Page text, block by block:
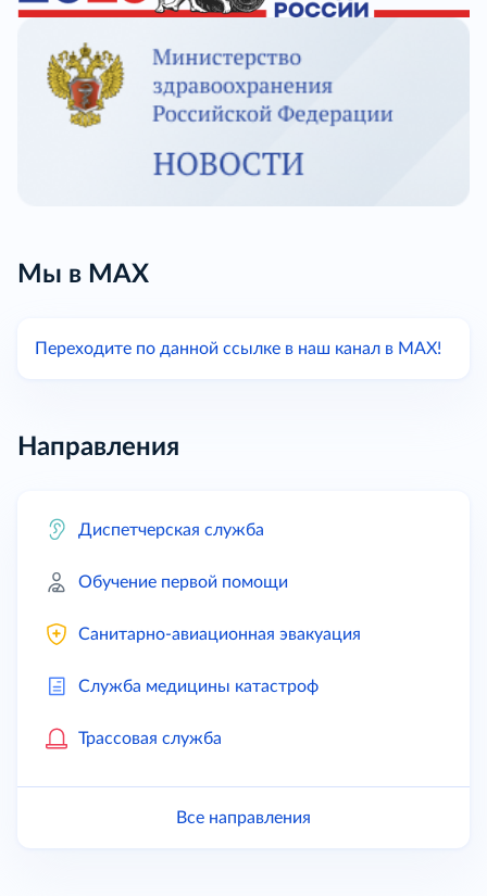
Мы в МАХ
Переходите по данной ссылке в наш канал в МАХ!
Направления
Диспетчерская служба
Обучение первой помощи
Санитарно-авиационная эвакуация
Служба медицины катастроф
Трассовая служба
Все направления